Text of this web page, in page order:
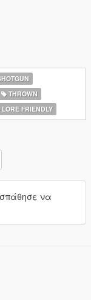
THROWN
LORE FRIENDLY
να